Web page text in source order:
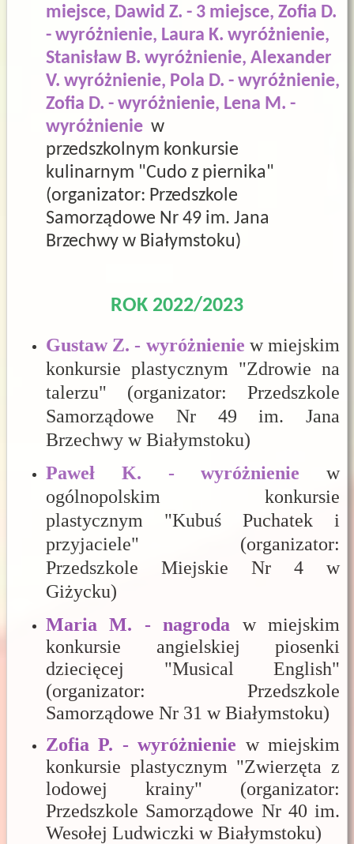
miejsce, Dawid Z. - 3 miejsce, Zofia D.
- wyróżnienie, Laura K. wyróżnienie,
Stanisław B. wyróżnienie, Alexander
V. wyróżnienie, Pola D. - wyróżnienie,
Zofia D. - wyróżnienie, Lena M. -
wyróżnienie w
przedszkolnym konkursie
kulinarnym "Cudo z piernika"
(organizator: Przedszkole
Samorządowe Nr 49 im. Jana
Brzechwy w Białymstoku)
ROK 2022/2023
Gustaw Z. - wyróżnienie w miejskim
konkursie plastycznym "Zdrowie na
talerzu" (organizator: Przedszkole
Samorządowe Nr 49 im. Jana
Brzechwy w Białymstoku)
Paweł K. - wyróżnienie w
ogólnopolskim konkursie
plastycznym "Kubuś Puchatek i
przyjaciele" (organizator:
Przedszkole Miejskie Nr 4 w
Giżycku)
Maria M. - nagroda w miejskim
konkursie angielskiej piosenki
dziecięcej "Musical English"
(organizator: Przedszkole
Samorządowe Nr 31 w Białymstoku)
Zofia P. - wyróżnienie w miejskim
konkursie plastycznym "Zwierzęta z
lodowej krainy" (organizator:
Przedszkole Samorządowe Nr 40 im.
Wesołej Ludwiczki w Białymstoku)